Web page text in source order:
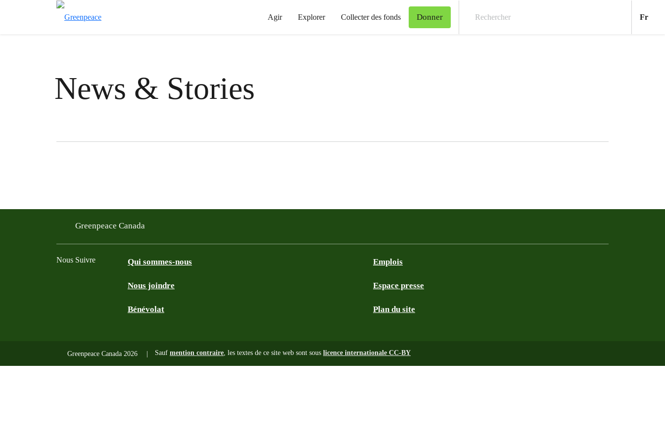
Agir Explorer Collecter des fonds Donner Fr
News & Stories
Filtered results
Greenpeace Canada
Nous Suivre Qui sommes-nous
Nous joindre
Bénévolat
Emplois
Espace presse
Plan du site
Greenpeace Canada 2026 Sauf mention contraire, les textes de ce site web sont sous licence internationale CC-BY